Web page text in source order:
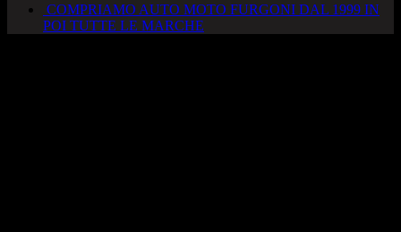
COMPRIAMO AUTO MOTO FURGONI DAL 1999 IN
POI TUTTE LE MARCHE